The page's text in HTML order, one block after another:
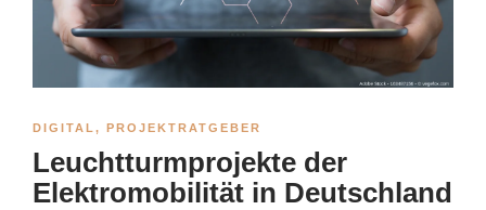
DIGITAL , PROJEKTRATGEBER
Leuchtturmprojekte der
Elektromobilität in Deutschland